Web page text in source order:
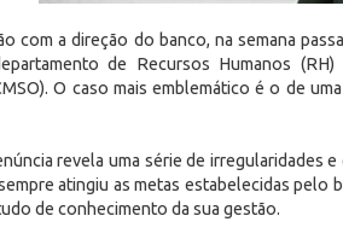
com a direção do banco, na semana
de Recursos Humanos
O caso mais emblemático é o de
revela uma série de irregularidades
atingiu as metas estabelecidas
de conhecimento da sua gestão.